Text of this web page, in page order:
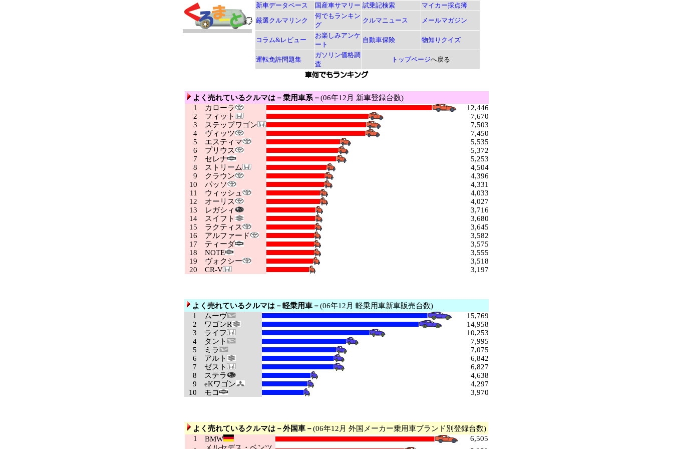
新車データベース 国産車サマリー 試乗記検索
マイカー採点簿
厳選クルマリンク
何でもランキン
グ
クルマニュース メールマガジン
コラム&レビュー
お楽しみアンケ
ート
自動車保険 物知りクイズ
運転免許問題集
ガソリン価格調
査
トップページへ戻る
よく売れているクルマは－乗用車系－(06年12月 新車登録台数)
1
カローラ
12,446
2 フィット
7,670
3 ステップワゴン
7,503
4ヴィッツ
7,450
5 エスティマ
5,535
6 プリウス
5,372
7 セレナ
5,253
8 ストリーム
4,504
9 クラウン
4,396
10 パッソ
4,331
11
ウィッシュ
4,033
12 オーリス
4,027
13 レガシィ
3,716
14スイフト
3,680
15 ラクティス
3,645
16 アルファード
3,582
17 ティーダ
3,575
18 NOTE
3,555
19 ヴォクシー
3,518
20 CR-V 3,197
よく売れているクルマは－軽乗用車－(06年12月 軽乗用車新車販売台数)
1
ムーヴ
15,769
2 ワゴンR
14,958
3 ライフ
10,253
4 タント
7,995
5 ミラ
7,075
6 アルト
6,842
7 ゼスト
6,827
8 ステラ
4,638
9 eKワゴン
4,297
10 モコ 3,970
よく売れているクルマは－外国車－(06年12月 外国メーカー乗用車ブランド別登録台数)
1
BMW
6,505